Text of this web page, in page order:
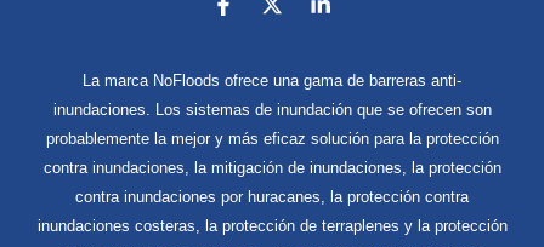
La marca NoFloods ofrece una gama de barreras anti-
inundaciones. Los sistemas de inundación que se ofrecen son
probablemente la mejor y más eficaz solución para la protección
contra inundaciones, la mitigación de inundaciones, la protección
contra inundaciones por huracanes, la protección contra
inundaciones costeras, la protección de terraplenes y la protección